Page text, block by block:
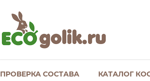
ПРОВЕРКА СОСТАВА КАТАЛОГ